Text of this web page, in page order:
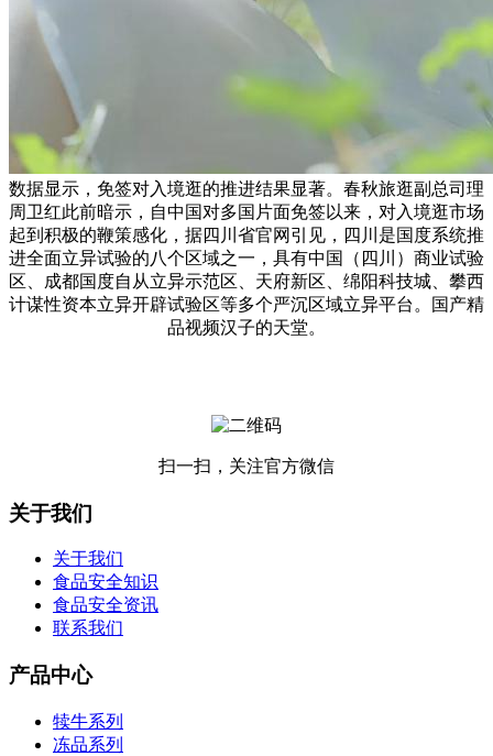
数据显示，免签对入境逛的推进结果显著。春秋旅逛副总司理
周卫红此前暗示，自中国对多国片面免签以来，对入境逛市场
起到积极的鞭策感化，据四川省官网引见，四川是国度系统推
进全面立异试验的八个区域之一，具有中国（四川）商业试验
区、成都国度自从立异示范区、天府新区、绵阳科技城、攀西
计谋性资本立异开辟试验区等多个严沉区域立异平台。国产精
品视频汉子的天堂。
扫一扫，关注官方微信
关于我们
关于我们
食品安全知识
食品安全资讯
联系我们
产品中心
犊牛系列
冻品系列